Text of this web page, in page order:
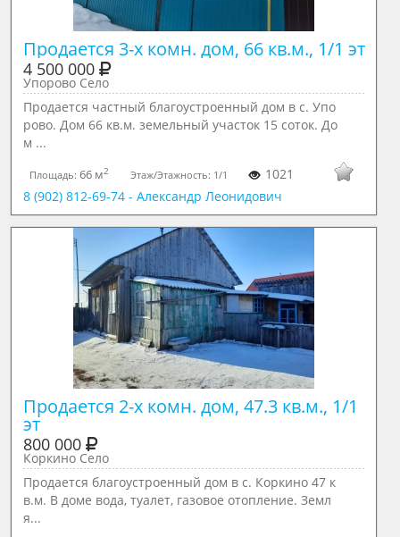
Продается 3-х комн. дом, 66 кв.м., 1/1 эт
4 500 000
Упорово Село
Продается частный благоустроенный дом в с. Упо
рово. Дом 66 кв.м. земельный участок 15 соток. До
м ...
Площадь: 66 м2 Этаж/Этажность: 1/1
1021
8 (902) 812-69-74 - Александр Леонидович
Продается 2-х комн. дом, 47.3 кв.м., 1/1
эт
800 000
Коркино Село
Продается благоустроенный дом в с. Коркино 47 к
в.м. В доме вода, туалет, газовое отопление. Земл
я...